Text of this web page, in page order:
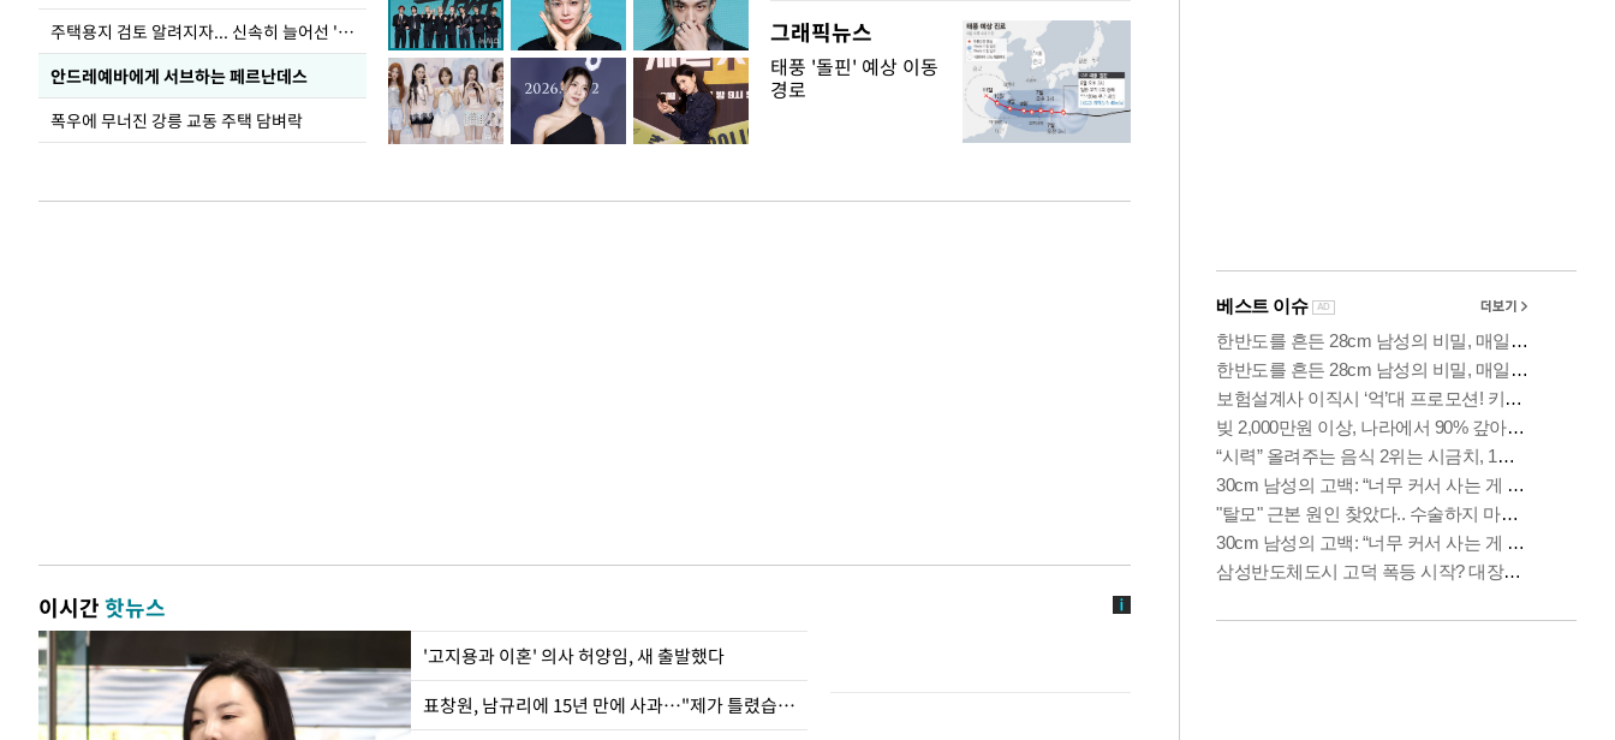
주택용지 검토 알려지자... 신속히 늘어선 '근조화환'
안드레예바에게 서브하는 페르난데스
폭우에 무너진 강릉 교동 주택 담벼락
그래픽뉴스
태풍 '돌핀' 예상 이동
경로
이시간핫뉴스
'고지용과 이혼' 의사 허양임, 새 출발했다
표창원, 남규리에 15년 만에 사과…"제가 틀렸습니다"